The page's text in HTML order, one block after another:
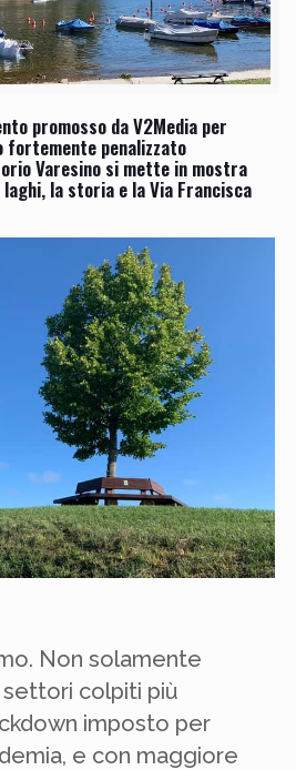
promosso da V2Media per
fortemente penalizzato
Varesino si mette in mostra
la storia e la Via Francisca
Non solamente
colpiti più
imposto per
e con maggiore